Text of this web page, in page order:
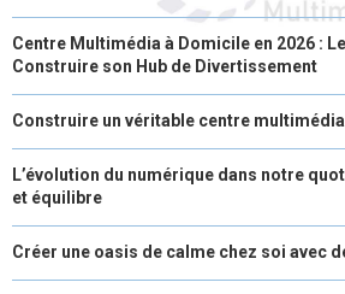
Centre Multimédia à Domicile en 2026 :
Construire son Hub de Divertissement
Construire un véritable centre
L’évolution du numérique dans notre
et équilibre
Créer une oasis de calme chez soi avec